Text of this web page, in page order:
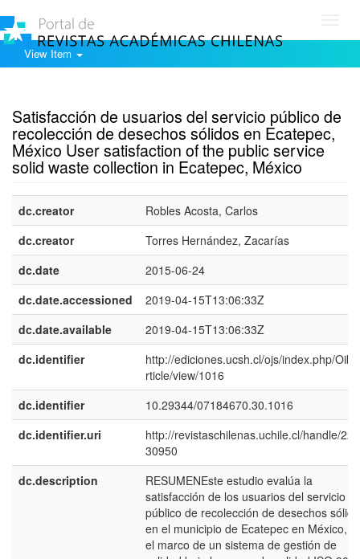
View Item
Satisfacción de usuarios del servicio público de
recolección de desechos sólidos en Ecatepec,
México User satisfaction of the public service
solid waste collection in Ecatepec, México
dc.creator
Robles Acosta, Carlos
dc.creator
Torres Hernández, Zacarías
dc.date
2015-06-24
dc.date.accessioned
2019-04-15T13:06:33Z
dc.date.available
2019-04-15T13:06:33Z
dc.identifier
http://ediciones.ucsh.cl/ojs/index.php/
rticle/view/1016
dc.identifier
10.29344/07184670.30.1016
dc.identifier.uri
http://revistaschilenas.uchile.cl/handle/
30950
dc.description
RESUMENEste estudio evalúa la
satisfacción de los usuarios del servicio
público de recolección de desechos
en el municipio de Ecatepec en México,
el marco de un sistema de gestión de